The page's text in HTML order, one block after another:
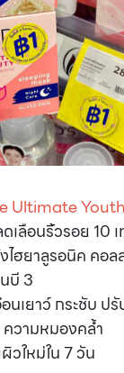
Ultimate
เลือนริ้วรอย 10 เ
ฮยาลูรอนิค คอล
บี 3
เยาว์ กระชับ ป
วามหมองคล้ำ
วใหม่ใน 7 วัน